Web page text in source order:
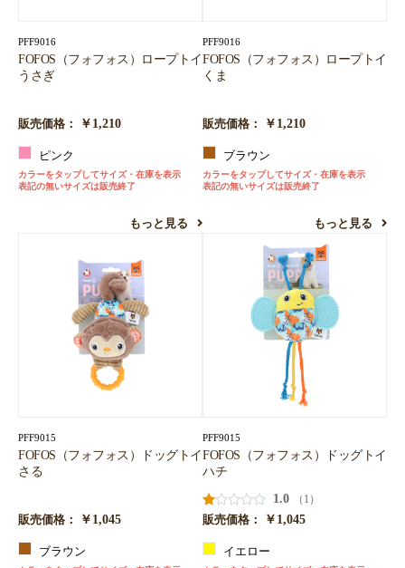
PFF9016
FOFOS（フォフォス）ロープトイ
うさぎ
販売価格： ￥1,210
ピンク
カラーをタップしてサイズ・在庫を表示
表記の無いサイズは販売終了
もっと見る
PFF9016
FOFOS（フォフォス）ロープトイ
くま
販売価格： ￥1,210
ブラウン
カラーをタップしてサイズ・在庫を表示
表記の無いサイズは販売終了
もっと見る
PFF9015
FOFOS（フォフォス）ドッグトイ
さる
販売価格： ￥1,045
ブラウン
PFF9015
FOFOS（フォフォス）ドッグトイ
ハチ
1.0
（1）
販売価格：
￥1,045
イエロー